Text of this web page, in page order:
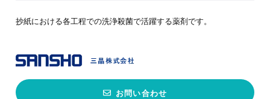
抄紙における各工程での洗浄殺菌で活躍する薬剤です。
お問い合わせ